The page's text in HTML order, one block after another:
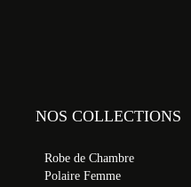
NOS COLLECTIONS
Robe de Chambre
Polaire Femme